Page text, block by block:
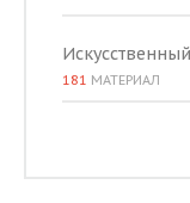
181 МАТЕРИАЛ